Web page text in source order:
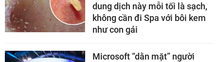
dung dịch này mỗi tối là sạch,
không cần đi Spa với bôi kem
như con gái
Microsoft “dằn mặt” người